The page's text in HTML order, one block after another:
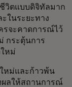
วิตแบบดิจิทัลมาก
ในระยะทาง
รจะคาดการณ์ไว้
กระตุ้นการ
หม่
หม่และก้าวพ้น
ผลให้สถานการณ์